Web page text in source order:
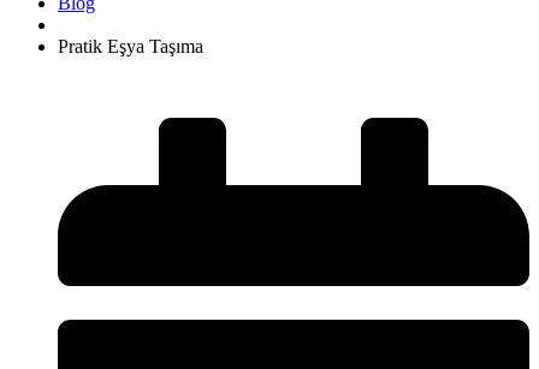
Pratik Eşya Taşıma